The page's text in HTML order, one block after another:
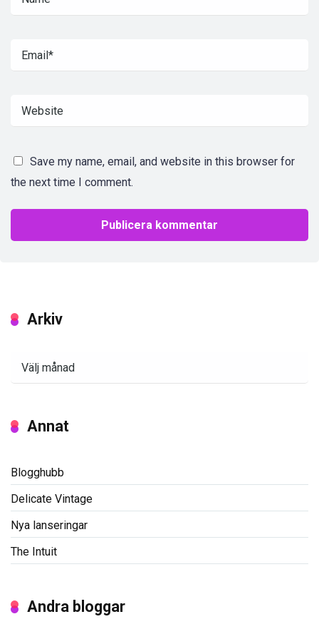
Save my name, email, and website in this browser for
the next time I comment.
Arkiv
Annat
Blogghubb
Delicate Vintage
Nya lanseringar
The Intuit
Andra bloggar